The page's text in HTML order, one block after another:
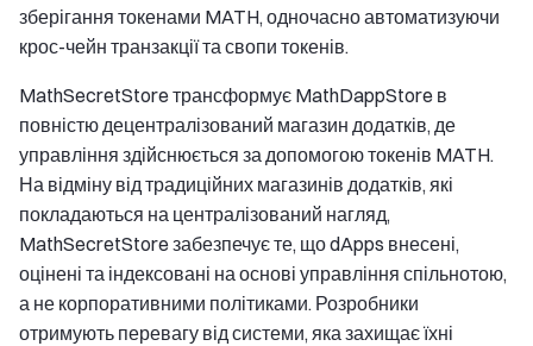
зберігання токенами MATH, одночасно автоматизуючи
крос-чейн транзакції та свопи токенів.
MathSecretStore трансформує MathDappStore в
повністю децентралізований магазин додатків, де
управління здійснюється за допомогою токенів MATH.
На відміну від традиційних магазинів додатків, які
покладаються на централізований нагляд,
MathSecretStore забезпечує те, що dApps внесені,
оцінені та індексовані на основі управління спільнотою,
а не корпоративними політиками. Розробники
отримують перевагу від системи, яка захищає їхні